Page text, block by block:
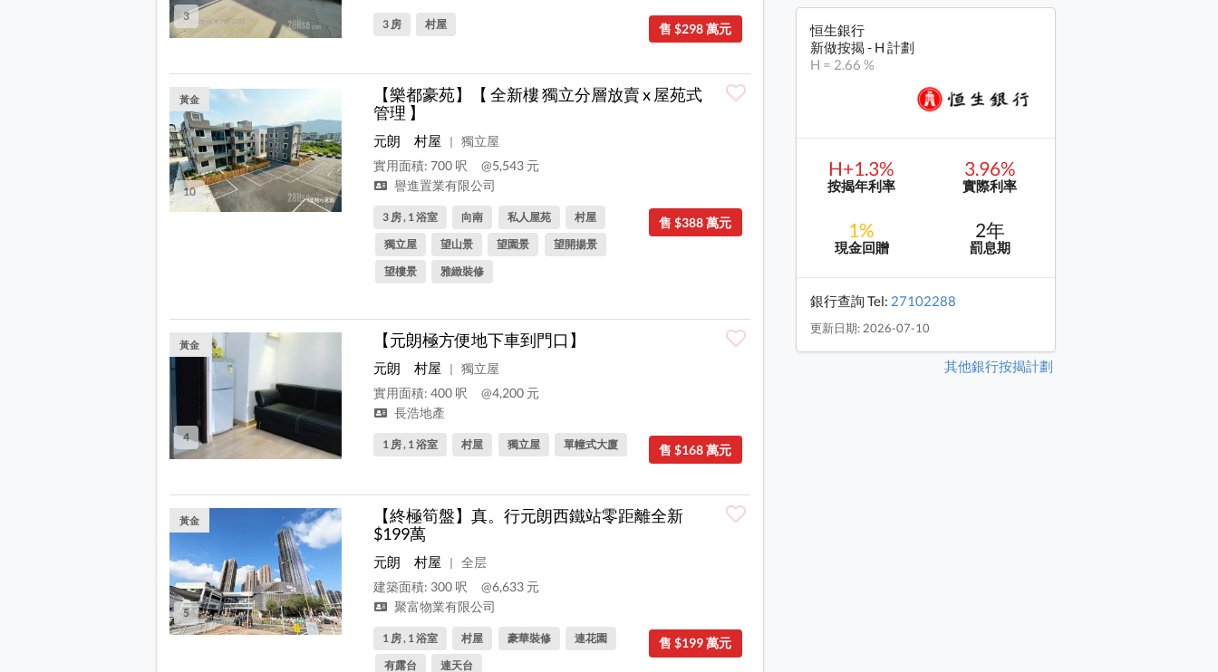
3
售 $298 萬元
3 房 村屋
10
黃金
【樂都豪苑】【 全新樓 獨立分層放賣 x 屋苑式
管理 】
元朗 村屋 |
獨立屋
實用面積: 700 呎
@5,543 元
譽進置業有限公司
售 $388 萬元
3 房 , 1 浴室 向南 私人屋苑
村屋
獨立屋
望山景 望園景
望開揚景
望樓景
雅緻裝修
4
黃金 【元朗極方便地下車到門口】
元朗 村屋 |
獨立屋
實用面積: 400 呎
@4,200 元
長浩地產
售 $168 萬元
1 房 , 1 浴室 村屋 獨立屋 單幢式大廈
5
黃金
【終極筍盤】真。行元朗西鐵站零距離全新
$199萬
元朗 村屋 |
全层
建築面積: 300 呎
@6,633 元
聚富物業有限公司
售 $199 萬元
1 房 , 1 浴室 村屋 豪華裝修
連花園
有露台
連天台
恒生銀行
新做按揭 - H 計劃
H = 2.66 %
H+1.3%
按揭年利率
3.96%
實際利率
1%
現金回贈
2年
罰息期
銀行查詢 Tel: 27102288
更新日期: 2026-07-10
其他銀行按揭計劃